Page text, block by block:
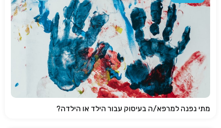
מתי נפנה למרפא/ה בעיסוק עבור הילד או הילדה?